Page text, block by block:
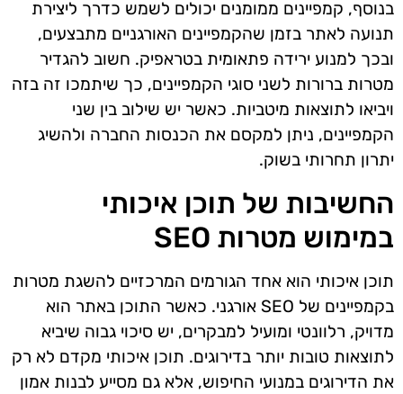
בנוסף, קמפיינים ממומנים יכולים לשמש כדרך ליצירת
תנועה לאתר בזמן שהקמפיינים האורגניים מתבצעים,
ובכך למנוע ירידה פתאומית בטראפיק. חשוב להגדיר
מטרות ברורות לשני סוגי הקמפיינים, כך שיתמכו זה בזה
ויביאו לתוצאות מיטביות. כאשר יש שילוב בין שני
הקמפיינים, ניתן למקסם את הכנסות החברה ולהשיג
יתרון תחרותי בשוק.
החשיבות של תוכן איכותי
במימוש מטרות SEO
תוכן איכותי הוא אחד הגורמים המרכזיים להשגת מטרות
בקמפיינים של SEO אורגני. כאשר התוכן באתר הוא
מדויק, רלוונטי ומועיל למבקרים, יש סיכוי גבוה שיביא
לתוצאות טובות יותר בדירוגים. תוכן איכותי מקדם לא רק
את הדירוגים במנועי החיפוש, אלא גם מסייע לבנות אמון